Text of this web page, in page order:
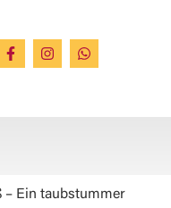
Ein taubstummer